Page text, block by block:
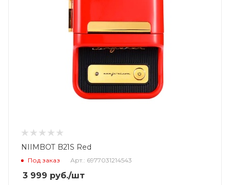
NIIMBOT B21S Red
Под заказ Арт.: 6977031214543
3 999 руб./шт